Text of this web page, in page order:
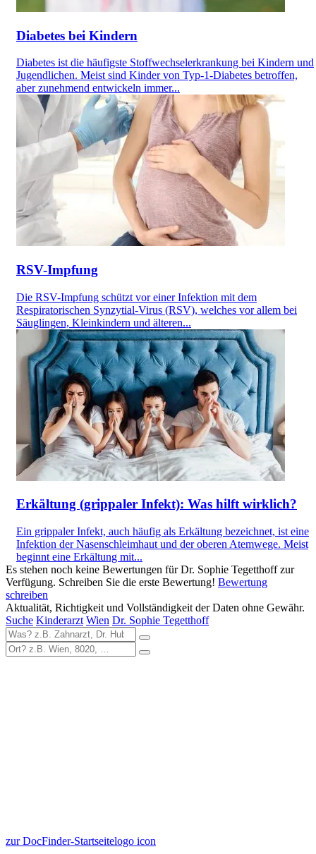
Diabetes bei Kindern
Diabetes ist die häufigste Stoffwechselerkrankung bei Kindern und
Jugendlichen. Meist sind Kinder von Typ-1-Diabetes betroffen,
aber zunehmend entwickeln immer...
RSV-Impfung
Die RSV-Impfung schützt vor einer Infektion mit dem
Respiratorischen Synzytial-Virus (RSV), welches vor allem bei
Säuglingen, Kleinkindern und älteren...
Erkältung (grippaler Infekt): Was hilft wirklich?
Ein grippaler Infekt, auch häufig als Erkältung bezeichnet, ist eine
Infektion der Nasenschleimhaut und der oberen Atemwege. Meist
beginnt eine Erkältung mit...
Es stehen noch keine Bewertungen für Dr. Sophie Tegetthoff zur
Verfügung. Schreiben Sie die erste Bewertung! Bewertung
schreiben
Aktualität, Richtigkeit und Vollständigkeit der Daten ohne Gewähr.
Suche Kinderarzt Wien Dr. Sophie Tegetthoff
zur DocFinder-Startseitelogo icon